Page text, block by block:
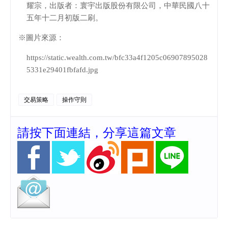
耀宗，出版者：寰宇出版股份有限公司，中華民國八十
五年十二月初版二刷。
※圖片來源：
https://static.wealth.com.tw/bfc33a4f1205c06907895028
5331e29401fbfafd.jpg
交易策略 操作守則
請按下面連結，分享這篇文章